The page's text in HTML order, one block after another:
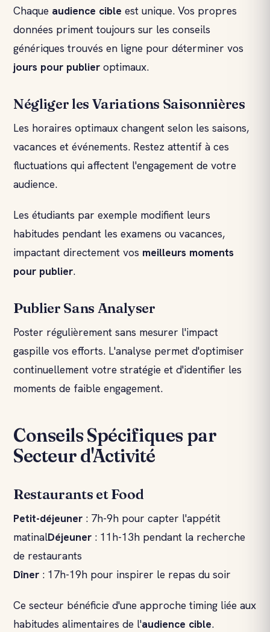
Chaque audience cible est unique. Vos propres
données priment toujours sur les conseils
génériques trouvés en ligne pour déterminer vos
jours pour publier optimaux.
Négliger les Variations Saisonnières
Les horaires optimaux changent selon les saisons,
vacances et événements. Restez attentif à ces
fluctuations qui affectent l'engagement de votre
audience.
Les étudiants par exemple modifient leurs
habitudes pendant les examens ou vacances,
impactant directement vos meilleurs moments
pour publier.
Publier Sans Analyser
Poster régulièrement sans mesurer l'impact
gaspille vos efforts. L'analyse permet d'optimiser
continuellement votre stratégie et d'identifier les
moments de faible engagement.
Conseils Spécifiques par
Secteur d'Activité
Restaurants et Food
Petit-déjeuner : 7h-9h pour capter l'appétit
matinalDéjeuner : 11h-13h pendant la recherche
de restaurants
Dîner : 17h-19h pour inspirer le repas du soir
Ce secteur bénéficie d'une approche timing liée aux
habitudes alimentaires de l'audience cible.